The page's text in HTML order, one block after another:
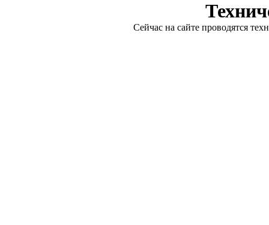
Сейчас на сайте проводятся